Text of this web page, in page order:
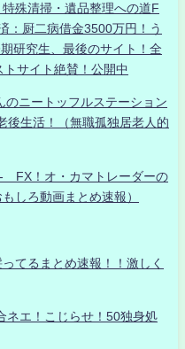
殊清掃・遺品整理への道F
：厨二病借金3500万円！う
研究生、最後のサイト！全
サイト絶賛！公開中
のニートッフルステーション
後生活！（無職孤独居老人的
FX！オ・カマトレーダーの
しろ動画まとめ速報）
てるまとめ速報！！激しく
ネエ！こじらせ！50独身処